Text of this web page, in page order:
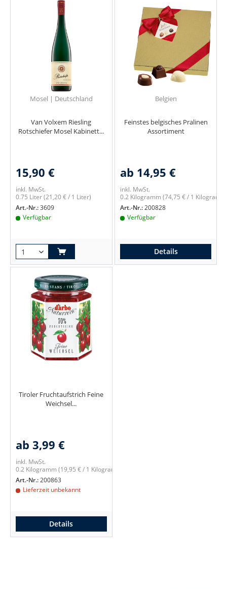
Mosel | Deutschland
Van Volxem Riesling
Rotschiefer Mosel Kabinett...
15,90 €
inkl. MwSt.
0.75 Liter(21,20 € / 1 Liter)
Art.-Nr.:3609
Verfügbar
Belgien
Feinstes belgisches Pralinen
Assortiment
ab 14,95 €
inkl. MwSt.
0.2 Kilogramm(74,75 € / 1
Art.-Nr.:200828
Verfügbar
Details
Tiroler Fruchtaufstrich Feine
Weichsel...
ab 3,99 €
inkl. MwSt.
0.2 Kilogramm(19,95 € / 1 Kilogramm)
Art.-Nr.:200863
Lieferzeit unbekannt
Details